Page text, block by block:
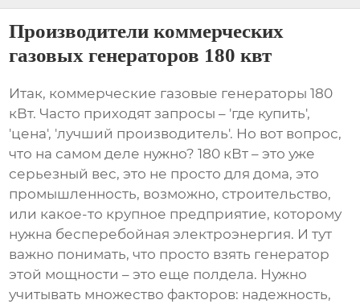
Производители коммерческих
газовых генераторов 180 квт
Итак, коммерческие газовые генераторы 180
кВт. Часто приходят запросы – 'где купить',
'цена', 'лучший производитель'. Но вот вопрос,
что на самом деле нужно? 180 кВт – это уже
серьезный вес, это не просто для дома, это
промышленность, возможно, строительство,
или какое-то крупное предприятие, которому
нужна бесперебойная электроэнергия. И тут
важно понимать, что просто взять генератор
этой мощности – это еще полдела. Нужно
учитывать множество факторов: надежность,